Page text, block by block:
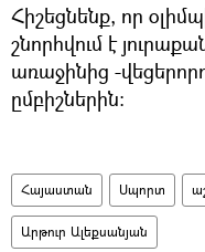
Հիշեցնենք, որ
շնորհվում է
առաջինից -
ըմբիշներին:
Հայաստան Սպորտ
Արթուր Ալեքսանյան